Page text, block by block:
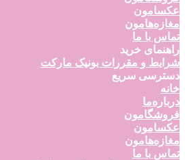
عکسامون
مغازه‌هامون
تماس با ما
راهنمای خرید
شرایط و مقررات بونیک مارکت
دسترسی سریع
خانه
درباره‌ما
فروشگامون
عکسامون
مغازه‌هامون
تماس با ما